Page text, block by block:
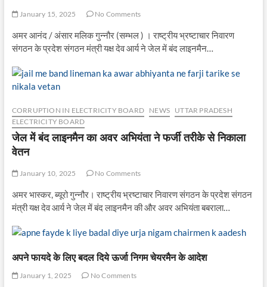
January 15, 2025 No Comments
अमर आनंद / अंसार मलिक गुन्नौर (सम्भल ) । राष्ट्रीय भ्रष्टाचार निवारण
संगठन के प्रदेश संगठन मंत्री यक्ष देव आर्य ने जेल में बंद लाइनमैन…
CORRUPTION IN ELECTRICITY BOARD NEWS
UTTAR PRADESH
ELECTRICITY BOARD
जेल में बंद लाइनमैन का अवर अभियंता ने फर्जी तरीके से निकाला
वेतन
January 10, 2025 No Comments
अमर भास्कर, ब्यूरो गुन्नौर। राष्ट्रीय भ्रष्टाचार निवारण संगठन के प्रदेश संगठन
मंत्री यक्ष देव आर्य ने जेल में बंद लाइनमैन की और अवर अभियंता बबराला…
अपने फायदे के लिए बदल दिये ऊर्जा निगम चेयरमैन के आदेश
January 1, 2025 No Comments